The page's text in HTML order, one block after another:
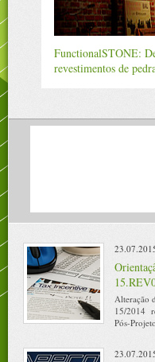
FunctionalSTONE:
revestimentos de
Alteração
15/2014
Pós-